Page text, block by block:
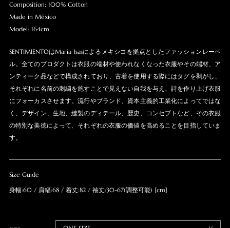
Composition: 100% Cotton
Made in México
Model: 164cm
SENTIMIENTOはMaria Isasによるメキシコを拠点としたファッションレーベ
ル。全てのプロダクトは衣服の端材や使われなくなった衣服やその端材、ア
ンティーク品などで構成されており、古着を使用する際にはタグを剥がし、
それぞれに名前の刺繍を施すことで見えない自我を与え、詩を作り上げ衣服
にフォーカスさせます。流行やブランド、資本主義的工業化によってではな
く、デザイン、生地、縫製のディテール、歴史、コンセプトなど、その衣服
の特別な美徳によって、それぞれの衣服の価値を高めることを目指していま
す。
Size Guide
身幅:60 / 肩幅:68 / 着丈:82 / 袖丈:30-67(調整可能) [cm]